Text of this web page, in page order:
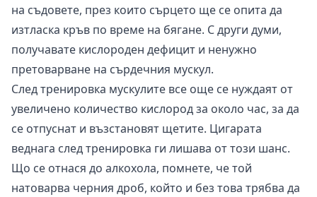
на съдовете, през които сърцето ще се опита да
изтласка кръв по време на бягане. С други думи,
получавате кислороден дефицит и ненужно
претоварване на сърдечния мускул.
След тренировка мускулите все още се нуждаят от
увеличено количество кислород за около час, за да
се отпуснат и възстановят щетите. Цигарата
веднага след тренировка ги лишава от този шанс.
Що се отнася до алкохола, помнете, че той
натоварва черния дроб, който и без това трябва да